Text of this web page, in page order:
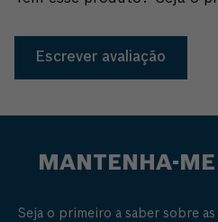
Escrever avaliação
MANTENHA-
Seja o primeiro a saber sobre